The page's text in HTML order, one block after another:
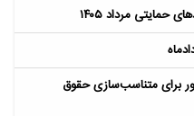
حمایتی مرداد ۱۴۰۵
رئیس‌جمهور برای متناسب‌سازی حقوق